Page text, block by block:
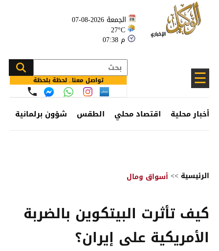
الجمعة 2026-08-07
27°C
07:38 م
☰ تواصل معنا.. لحظة بلحظة
أخبار محلية اقتصاد محلي الطقس شؤون برلمانية
الرئيسية >> أسواق ومال
كيف تأثرت البيتكوين بالضربة
الأمريكية على إيران؟